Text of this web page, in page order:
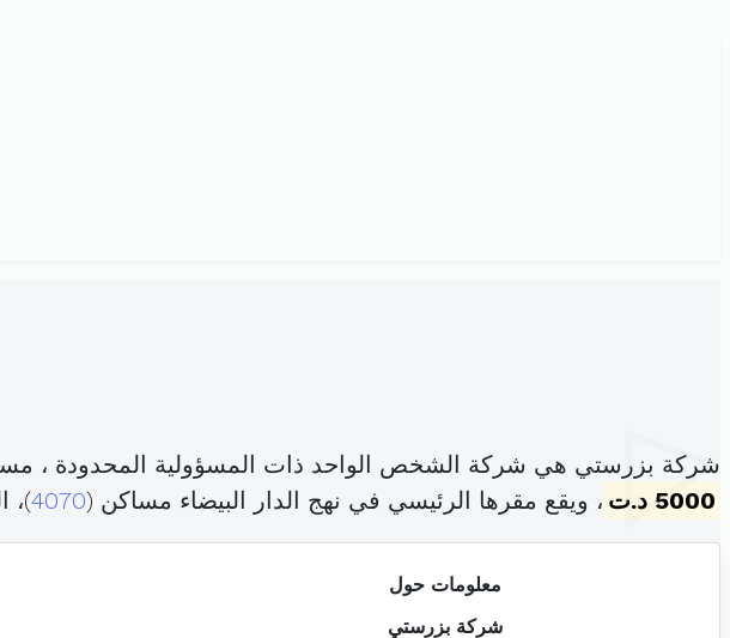
شركة بزرستي هي شركة الشخص الواحد ذات المسؤولية المحدودة ،
5000 د.ت
، ويقع مقرها الرئيسي في نهج الدار البيضاء مساكن (4070)،
معلومات حول
شركة بزرستي